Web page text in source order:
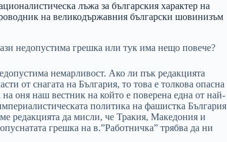
лъжа за българския характер на
на великодържавния български шовинизъм
недопустима грешка или тук има нещо повече?
немарливост. Ако ли пък редакцията
от снагата на България, то това е толкова опасна
оня наш вестник на който е поверена една от най-
политика на фашистка България
редакцията да мисли, че Тракия, Македония и
грешка на в.”Работничка” трябва да ни